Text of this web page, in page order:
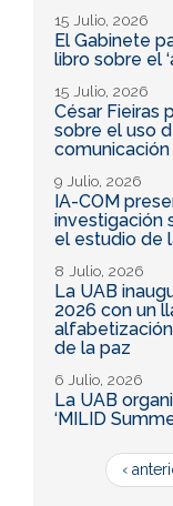
15 Julio, 2026
El Gabinete
libro sobre el
15 Julio, 2026
César Fieiras
sobre el uso
comunicación
9 Julio, 2026
IA-COM
investigación
el estudio de
8 Julio, 2026
La UAB
2026 con un
de la paz
6 Julio, 2026
La UAB
‘MILID
‹